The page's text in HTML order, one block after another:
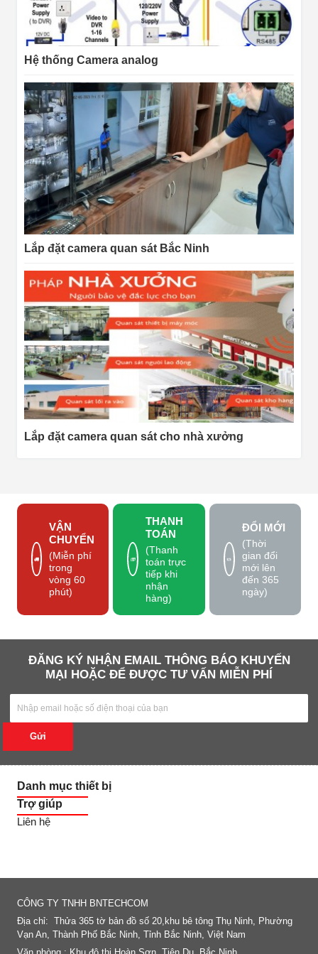
Hệ thống Camera analog
Lắp đặt camera quan sát Bắc Ninh
Lắp đặt camera quan sát cho nhà xưởng
VẬN
CHUYỂN
(Miễn phí
trong
vòng 60
phút)
THANH
TOÁN
(Thanh
toán trực
tiếp khi
nhận
hàng)
ĐỔI MỚI
(Thời
gian đổi
mới lên
đến 365
ngày)
ĐĂNG KÝ NHẬN EMAIL THÔNG BÁO KHUYẾN
MẠI HOẶC ĐỂ ĐƯỢC TƯ VẤN MIỄN PHÍ
Gửi
Danh mục thiết bị
Trợ giúp
Liên hệ
CÔNG TY TNHH BNTECHCOM
Địa chỉ: Thửa 365 tờ bản đồ số 20,khu bê tông Thụ Ninh, Phường
Vạn An, Thành Phố Bắc Ninh, Tỉnh Bắc Ninh, Việt Nam